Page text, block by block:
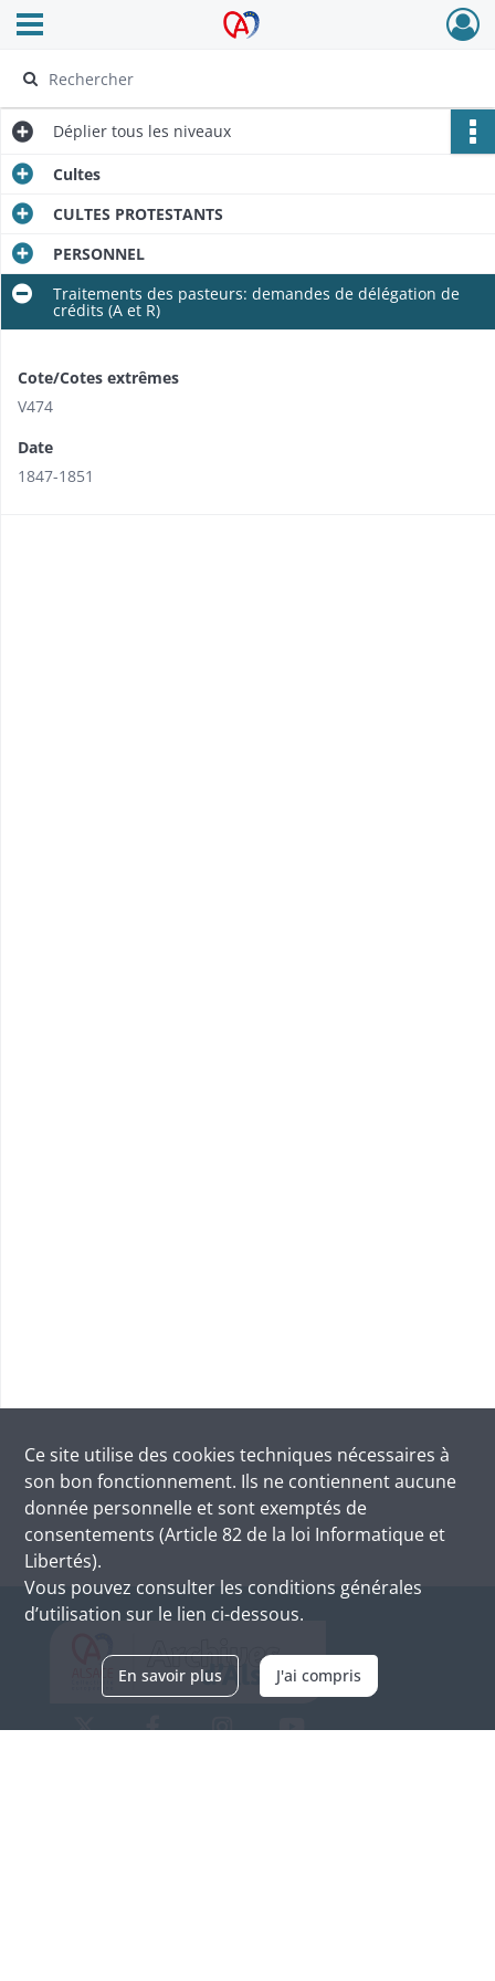
Archives Alsace - Colmar
Ouvrir le menu déroulant
Déplier tous les niveaux
Cultes
CULTES PROTESTANTS
PERSONNEL
Traitements des pasteurs: demandes de délégation de
crédits (A et R)
Cote/Cotes extrêmes
V474
Date
1847-1851
Ce site utilise des cookies techniques nécessaires à
son bon fonctionnement. Ils ne contiennent aucune
donnée personnelle et sont exemptés de
consentements (Article 82 de la loi Informatique et
Libertés).
Vous pouvez consulter les conditions générales
d’utilisation sur le lien ci-dessous.
En savoir plus J'ai compris